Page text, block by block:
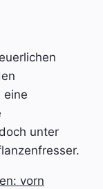
eine
unter